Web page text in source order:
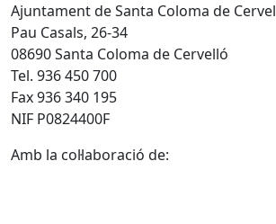
Ajuntament de Santa Coloma de
Pau Casals, 26-34
08690 Santa Coloma de Cervelló
Tel. 936 450 700
Fax 936 340 195
NIF P0824400F
Amb la col·laboració de: